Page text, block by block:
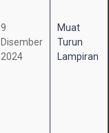
9
Disember
2024
Muat
Turun
Lampiran